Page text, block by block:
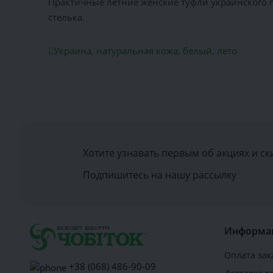
стелька.
Украина, натуральная кожа, белый, лето
Хотите узнавать первым об акциях и
Подпишитесь на нашу рассылку
+38 (068) 486-90-09
Оплата